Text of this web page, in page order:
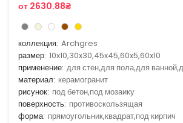
от 2630.88₴
коллекция: Archgres
размер: 10x10,30x30,45x45,60x5,60x10
применение: для стен,для пола,для
материал: керамогранит
рисунок: под бетон,под мозаику
поверхность: противоскользящая
форма: прямоугольник,квадрат,под кирпич